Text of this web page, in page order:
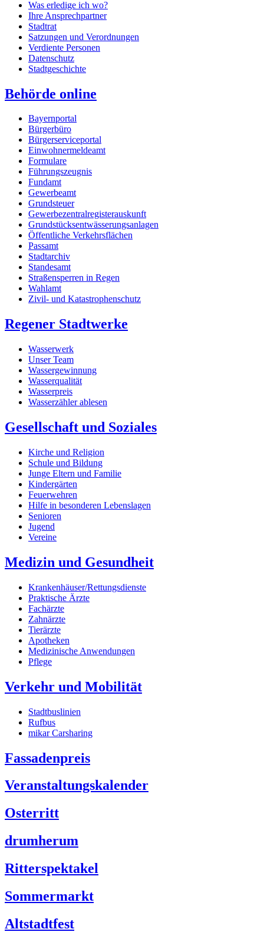
Was erledige ich wo?
Ihre Ansprechpartner
Stadtrat
Satzungen und Verordnungen
Verdiente Personen
Datenschutz
Stadtgeschichte
Behörde online
Bayernportal
Bürgerbüro
Bürgerserviceportal
Einwohnermeldeamt
Formulare
Führungszeugnis
Fundamt
Gewerbeamt
Grundsteuer
Gewerbezentralregisterauskunft
Grundstücksentwässerungsanlagen
Öffentliche Verkehrsflächen
Passamt
Stadtarchiv
Standesamt
Straßensperren in Regen
Wahlamt
Zivil- und Katastrophenschutz
Regener Stadtwerke
Wasserwerk
Unser Team
Wassergewinnung
Wasserqualität
Wasserpreis
Wasserzähler ablesen
Gesellschaft und Soziales
Kirche und Religion
Schule und Bildung
Junge Eltern und Familie
Kindergärten
Feuerwehren
Hilfe in besonderen Lebenslagen
Senioren
Jugend
Vereine
Medizin und Gesundheit
Krankenhäuser/Rettungsdienste
Praktische Ärzte
Fachärzte
Zahnärzte
Tierärzte
Apotheken
Medizinische Anwendungen
Pflege
Verkehr und Mobilität
Stadtbuslinien
Rufbus
mikar Carsharing
Fassadenpreis
Veranstaltungskalender
Osterritt
drumherum
Ritterspektakel
Sommermarkt
Altstadtfest